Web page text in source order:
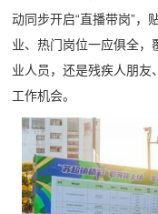
动同步开启“直播带岗”，
业、热门岗位一应俱全，
业人员，还是残疾人朋友
工作机会。